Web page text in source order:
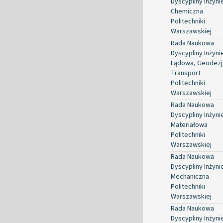
Chemiczna
Politechniki
Warszawskiej
Rada Naukowa
Dyscypliny
Lądowa,
Transport
Politechniki
Warszawskiej
Rada Naukowa
Dyscypliny
Materiałowa
Politechniki
Warszawskiej
Rada Naukowa
Dyscypliny
Mechaniczna
Politechniki
Warszawskiej
Rada Naukowa
Dyscypliny